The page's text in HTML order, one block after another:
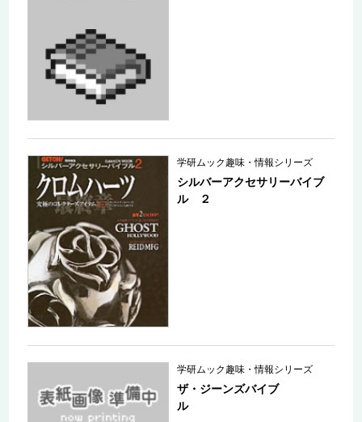
学研ムック趣味・情報シリーズ
シルバーアクセサリーバイブ
ル ２
学研ムック趣味・情報シリーズ
ザ・ジーンズバイブ
ル